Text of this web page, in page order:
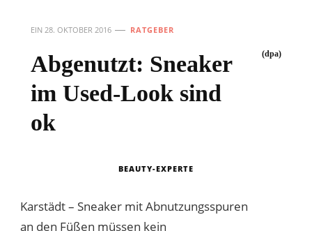
EIN 28. OKTOBER 2016 RATGEBER
Abgenutzt: Sneaker
im Used-Look sind
ok
(dpa)
BEAUTY-EXPERTE
Karstädt – Sneaker mit Abnutzungsspuren
an den Füßen müssen kein